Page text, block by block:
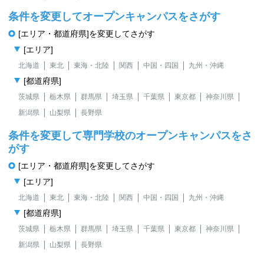
条件を変更してオープンキャンパスをさがす
[エリア・都道府県]を変更してさがす
[エリア]
北海道 東北 東海・北陸 関西 中国・四国 九州・沖縄
[都道府県]
茨城県 栃木県 群馬県 埼玉県 千葉県 東京都
神奈川県
新潟県
山梨県 長野県
条件を変更して専門学校のオープンキャンパスをさ
がす
[エリア・都道府県]を変更してさがす
[エリア]
北海道 東北 東海・北陸 関西 中国・四国 九州・沖縄
[都道府県]
茨城県 栃木県 群馬県 埼玉県 千葉県 東京都
神奈川県
新潟県
山梨県 長野県